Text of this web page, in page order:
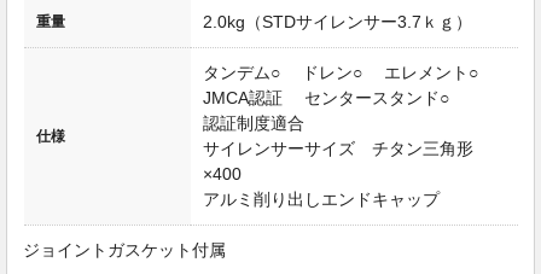
重量 2.0kg（STDサイレンサー3.7ｋｇ）
仕様
タンデム○ ドレン○ エレメント○
JMCA認証 センタースタンド○
認証制度適合
サイレンサーサイズ チタン三角形
×400
アルミ削り出しエンドキャップ
ジョイントガスケット付属